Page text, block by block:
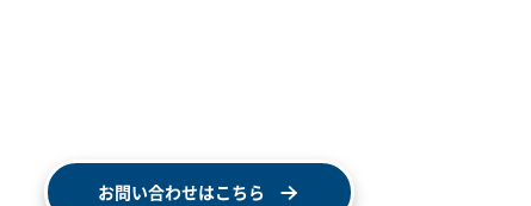
お問い合わせはこちら